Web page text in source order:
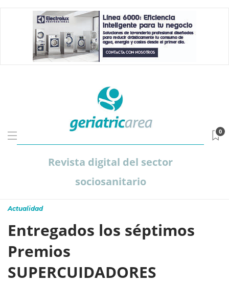
Revista digital del sector
sociosanitario
0
Actualidad
Entregados los séptimos
Premios
SUPERCUIDADORES